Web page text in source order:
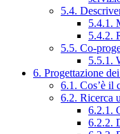
5.4.
5.4.1.
5.4.2.
5.5. Co-
5.5.1.
6. Progettazione
6.1. Cos’è il
6.2. Ricerca
6.2.1.
6.2.2.